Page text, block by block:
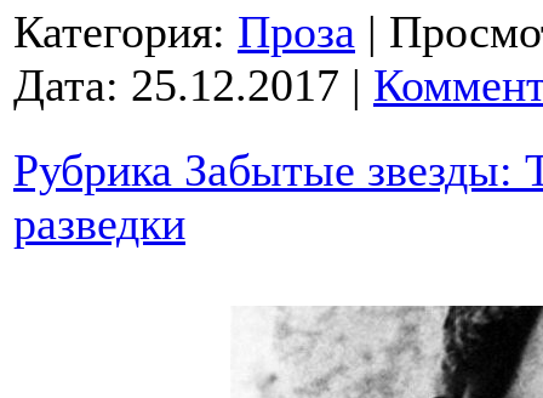
Категория: Проза |
Дата: 25.12.2017 |
Рубрика Забытые звезды:
разведки